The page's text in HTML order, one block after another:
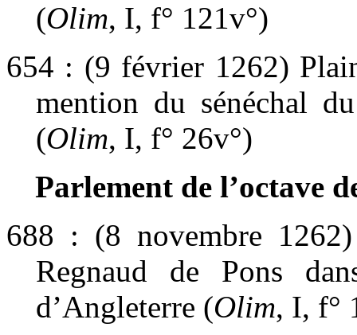
(Olim, I, f° 121v°)
654 : (9 février 1262)
mention du sénéchal
(Olim, I, f° 26v°)
Parlement de l’octave
688 : (8 novembre
Regnaud de Pons
d’Angleterre (Olim, I, f°